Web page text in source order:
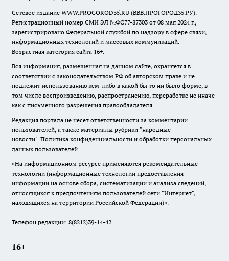
Сетевое издание WWW.PROGOROD35.RU (ВВВ.ПРОГОРОД35.РУ).
Регистрационный номер СМИ ЭЛ №ФС77-87303 от 08 мая 2024 г.,
зарегистрировано Федеральной службой по надзору в сфере связи,
информационных технологий и массовых коммуникаций.
Возрастная категория сайта 16+.
Вся информация, размещенная на данном сайте, охраняется в
соответствии с законодательством РФ об авторском праве и не
подлежит использованию кем-либо в какой бы то ни было форме, в
том числе воспроизведению, распространению, переработке не иначе
как с письменного разрешения правообладателя.
Редакция портала не несет ответственности за комментарии
пользователей, а также материалы рубрики "народные
новости". Политика конфиденциальности и обработки персональных
данных пользователей.
«На информационном ресурсе применяются рекомендательные
технологии (информационные технологии предоставления
информации на основе сбора, систематизации и анализа сведений,
относящихся к предпочтениям пользователей сети "Интернет",
находящихся на территории Российской Федерации)».
Телефон редакции: 8(8212)39-14-42
16+